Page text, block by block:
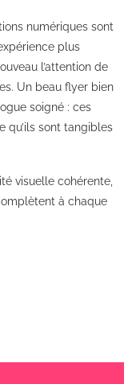
numériques sont
plus
l’attention de
Un beau flyer bien
soigné : ces
qu’ils sont tangibles
visuelle cohérente,
à chaque